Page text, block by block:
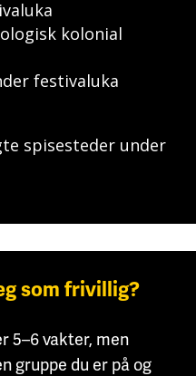
kolonial
festivaluka
spisesteder under
som frivillig?
5–6 vakter, men
gruppe du er på og